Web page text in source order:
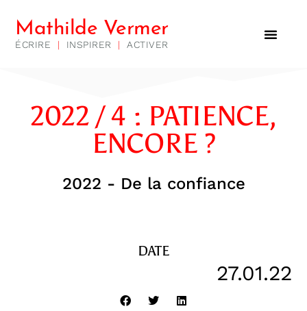
Mathilde Vermer
ÉCRIRE | INSPIRER | ACTIVER
2022 / 4 : PATIENCE,
ENCORE ?
2022 - De la confiance
DATE
27.01.22